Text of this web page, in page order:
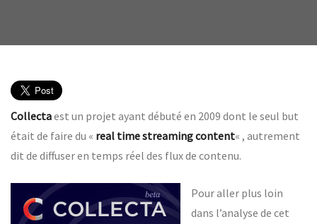
Collectaest un projet ayant débuté en 2009 dont le seul but
était de faire du « real time streaming content« , autrement
dit de diffuser en temps réel des flux de contenu.
Pour aller plus loin
dans l’analyse de cet